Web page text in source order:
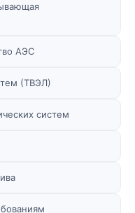
АЭС
(ТВЭЛ)
систем